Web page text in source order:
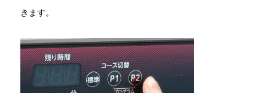
きます。